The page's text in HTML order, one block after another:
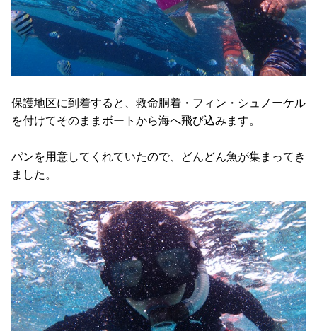
保護地区に到着すると、救命胴着・フィン・シュノーケル
を付けてそのままボートから海へ飛び込みます。
パンを用意してくれていたので、どんどん魚が集まってき
ました。